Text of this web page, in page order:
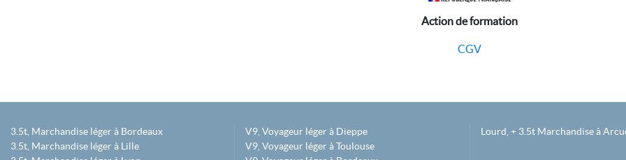
Action de formation
CGV
3.5t, Marchandise léger à Bordeaux
3.5t, Marchandise léger à Lille
V9, Voyageur léger à Dieppe
V9, Voyageur léger à Toulouse
Lourd, + 3.5t Marchandise à